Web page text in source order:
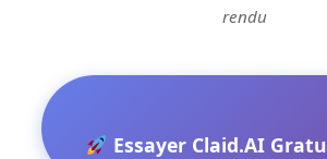
rendu
Essayer Claid.AI